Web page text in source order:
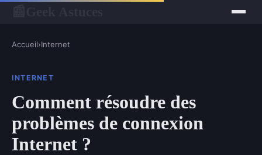
Accueil›Internet
INTERNET
Comment résoudre des
problèmes de connexion
Internet ?